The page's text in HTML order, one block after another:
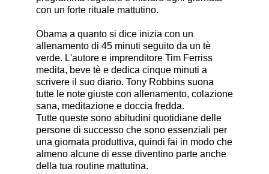
con un forte rituale mattutino.
Obama a quanto si dice inizia con un
allenamento di 45 minuti seguito da un tè
verde. L'autore e imprenditore Tim Ferriss
medita, beve tè e dedica cinque minuti a
scrivere il suo diario. Tony Robbins suona
tutte le note giuste con allenamento, colazione
sana, meditazione e doccia fredda.
Tutte queste sono abitudini quotidiane delle
persone di successo che sono essenziali per
una giornata produttiva, quindi fai in modo che
almeno alcune di esse diventino parte anche
della tua routine mattutina.